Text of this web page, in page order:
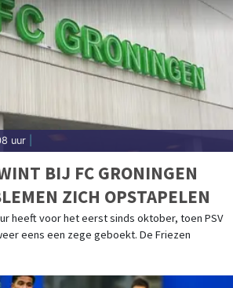
uur
BIJ FC GRONINGEN
ZICH OPSTAPELEN
heeft voor het eerst sinds oktober, toen PSV
eens een zege geboekt. De Friezen